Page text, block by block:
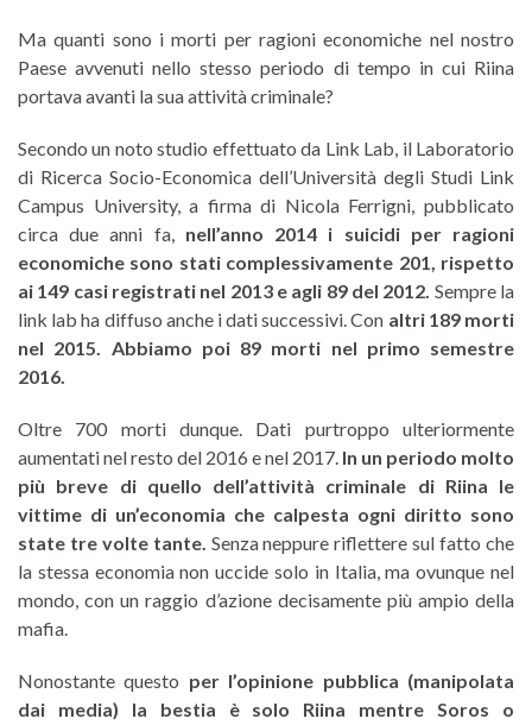
Ma quanti sono i morti per ragioni economiche nel nostro
Paese avvenuti nello stesso periodo di tempo in cui Riina
portava avanti la sua attività criminale?
Secondo un noto studio effettuato da Link Lab, il Laboratorio
di Ricerca Socio-Economica dell’Università degli Studi Link
Campus University, a firma di Nicola Ferrigni, pubblicato
circa due anni fa, nell’anno 2014 i suicidi per ragioni
economiche sono stati complessivamente 201, rispetto
ai 149 casi registrati nel 2013 e agli 89 del 2012. Sempre la
link lab ha diffuso anche i dati successivi. Con altri 189 morti
nel 2015. Abbiamo poi 89 morti nel primo semestre
2016.
Oltre 700 morti dunque. Dati purtroppo ulteriormente
aumentati nel resto del 2016 e nel 2017. In un periodo molto
più breve di quello dell’attività criminale di Riina le
vittime di un’economia che calpesta ogni diritto sono
state tre volte tante. Senza neppure riflettere sul fatto che
la stessa economia non uccide solo in Italia, ma ovunque nel
mondo, con un raggio d’azione decisamente più ampio della
mafia.
Nonostante questo per l’opinione pubblica (manipolata
dai media) la bestia è solo Riina mentre Soros o